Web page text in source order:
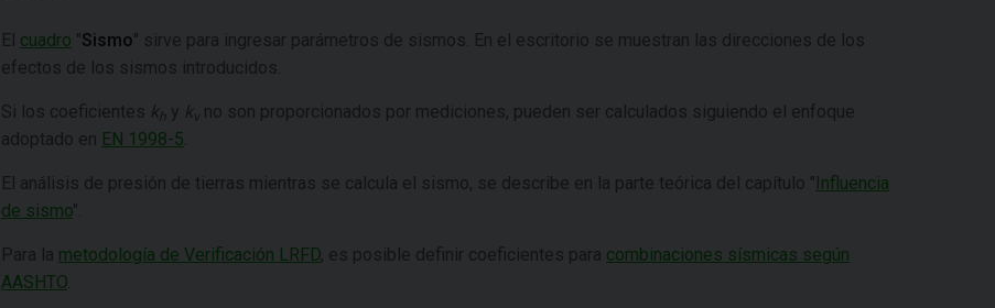
El cuadro "Sismo" sirve para ingresar parámetros de sismos. En el escritorio se muestran las direcciones de los
efectos de los sismos introducidos.
Si los coeficientes kh y k v no son proporcionados por mediciones, pueden ser calculados siguiendo el enfoque
adoptado en EN 1998-5
El análisis de presión de tierras mientras se calcula el sismo, se describe en la parte teórica del capítulo "Influencia
de sismo".
Para la metodología de Verificación LRFD, es posible definir coeficientes para combinaciones sísmicas según
AASHTO